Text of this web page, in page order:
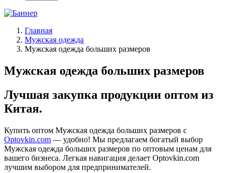
Главная
Мужская одежда
Мужская одежда больших размеров
Мужская одежда больших размеров
Лучшая закупка продукции оптом из
Китая.
Купить оптом Мужская одежда больших размеров с
Optovkin.com — удобно! Мы предлагаем богатый выбор
Мужская одежда больших размеров по оптовым ценам для
вашего бизнеса. Легкая навигация делает Optovkin.com
лучшим выбором для предпринимателей.